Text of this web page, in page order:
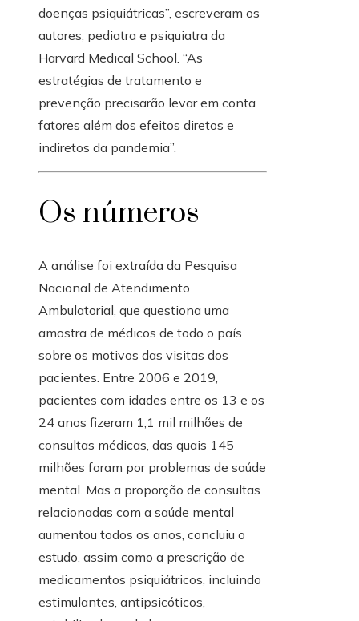
doenças psiquiátricas”, escreveram os
autores, pediatra e psiquiatra da
Harvard Medical School. “As
estratégias de tratamento e
prevenção precisarão levar em conta
fatores além dos efeitos diretos e
indiretos da pandemia”.
Os números
A análise foi extraída da Pesquisa
Nacional de Atendimento
Ambulatorial, que questiona uma
amostra de médicos de todo o país
sobre os motivos das visitas dos
pacientes. Entre 2006 e 2019,
pacientes com idades entre os 13 e os
24 anos fizeram 1,1 mil milhões de
consultas médicas, das quais 145
milhões foram por problemas de saúde
mental. Mas a proporção de consultas
relacionadas com a saúde mental
aumentou todos os anos, concluiu o
estudo, assim como a prescrição de
medicamentos psiquiátricos, incluindo
estimulantes, antipsicóticos,